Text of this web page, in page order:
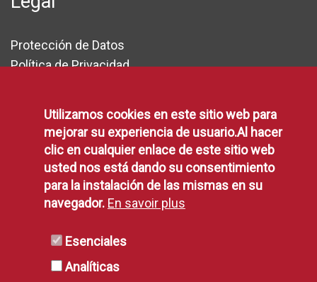
Protección de Datos
Política de Privacidad
Declaración de Accesibilidad
Política de Cookies
Utilizamos cookies en este sitio web para
mejorar su experiencia de usuario.Al hacer
clic en cualquier enlace de este sitio web
usted nos está dando su consentimiento
para la instalación de las mismas en su
navegador. En savoir plus
Esenciales
Analíticas